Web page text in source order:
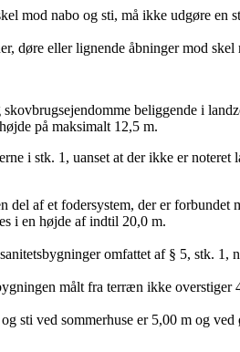
mod nabo og sti, må ikke udgøre
døre eller lignende åbninger mod skel
beliggende i
på maksimalt 12,5 m.
i stk. 1, uanset at der ikke er noteret
del af et fodersystem, der er
i en højde af indtil 20,0 m.
omfattet af § 5, stk. 1,
målt fra terræn ikke overstiger
sti ved sommerhuse er 5,00 m og